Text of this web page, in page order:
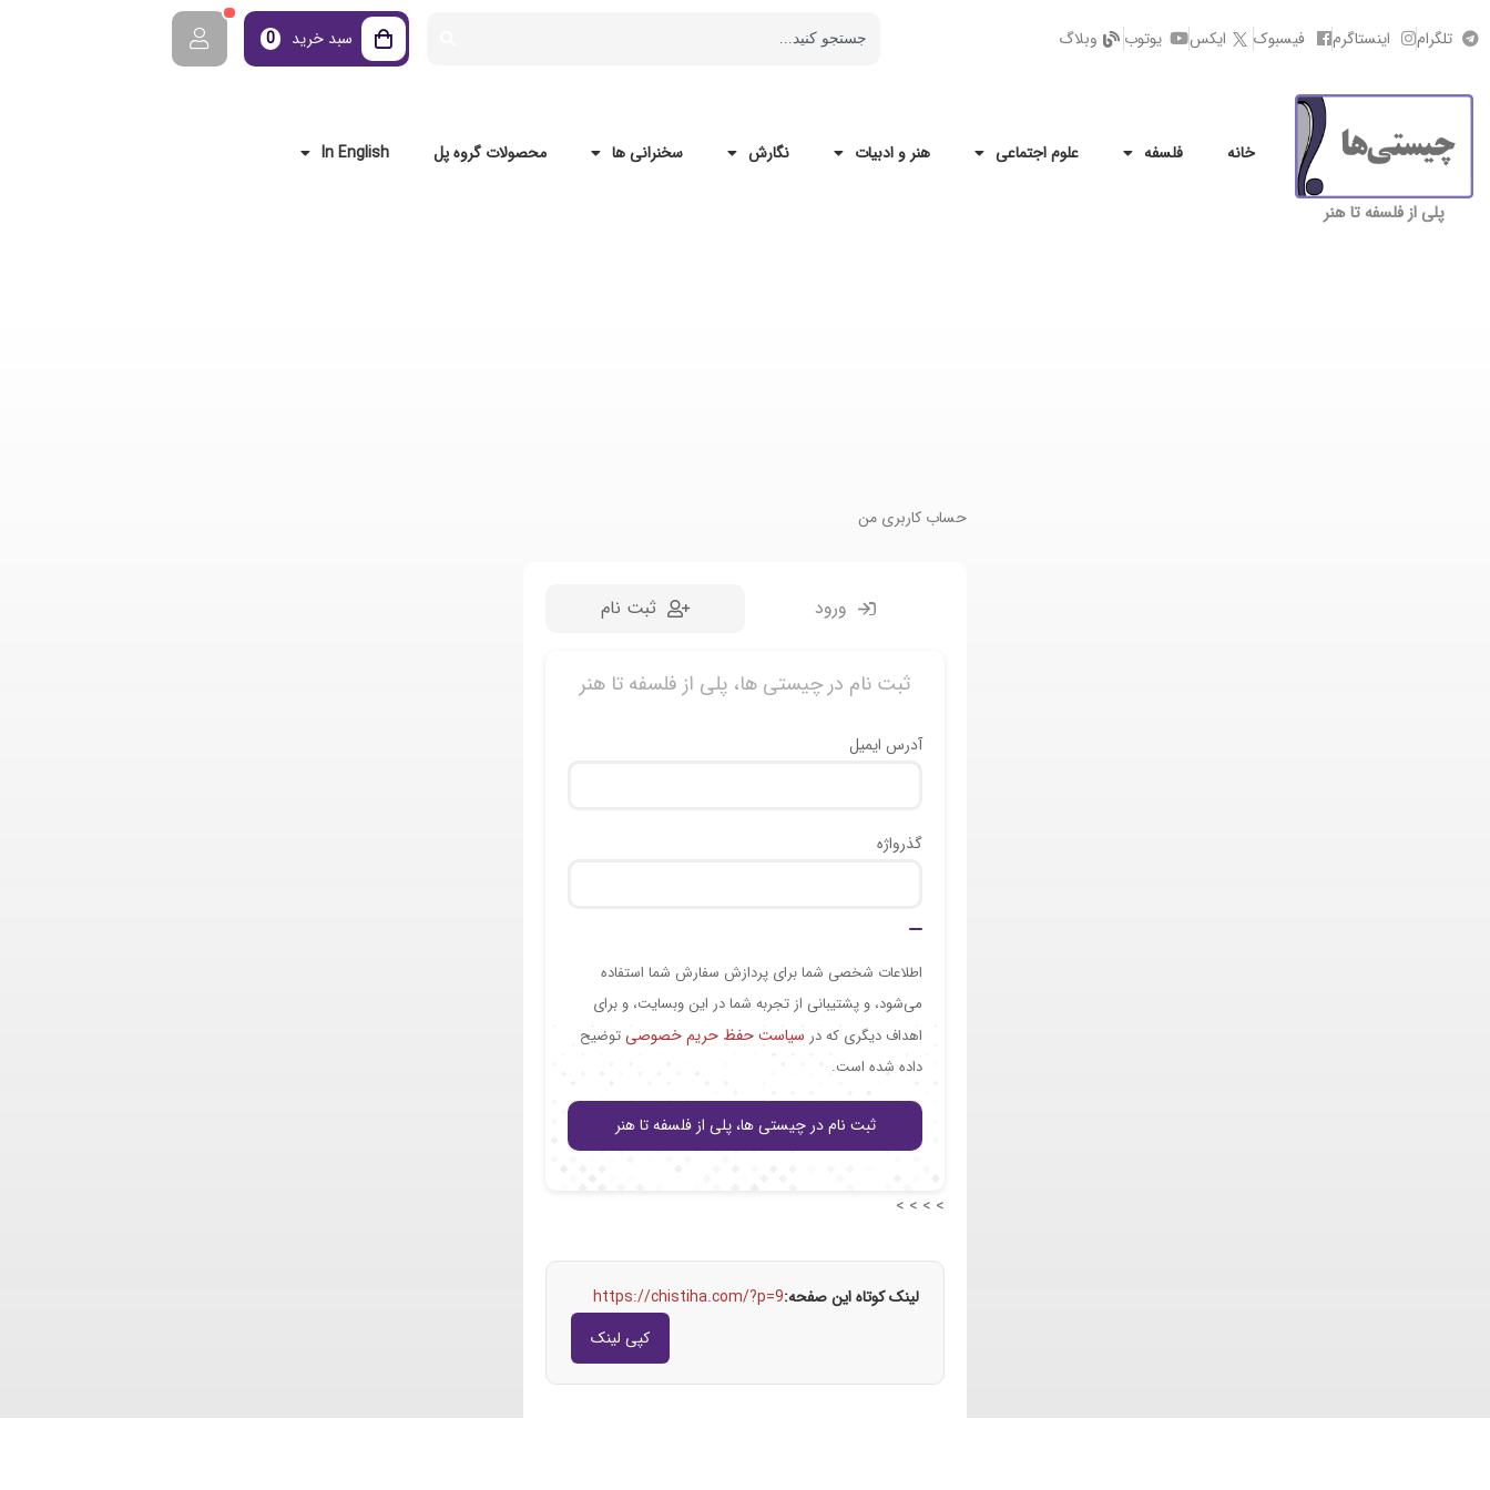
تلگرام اینستاگرم فیسبوک ایکس یوتوب وبلاگ سبد خرید 0
پلی از فلسفه تا هنر
خانه فلسفه علوم اجتماعی هنر و ادبیات نگارش سخنرانی ها محصولات گروه پل In English
حساب کاربری من
ورود ثبت نام
ثبت نام در چیستی ها، پلی از فلسفه تا هنر
آدرس ایمیل
گذرواژه
اطلاعات شخصی شما برای پردازش سفارش شما استفاده
می‌شود، و پشتیبانی از تجربه شما در این وبسایت، و برای
اهداف دیگری که در سیاست حفظ حریم خصوصیتوضیح
داده شده است.
ثبت نام در چیستی ها، پلی از فلسفه تا هنر
> > > >
لینک کوتاه این صفحه:https://chistiha.com/?p=9
کپی لینک